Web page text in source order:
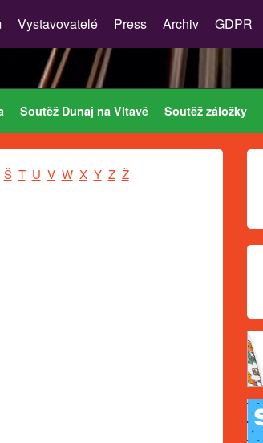
Vystavovatelé Press Archiv GDPR
Soutěž Dunaj na Vltavě Soutěž záložky
Š T U V W X Y Z Ž